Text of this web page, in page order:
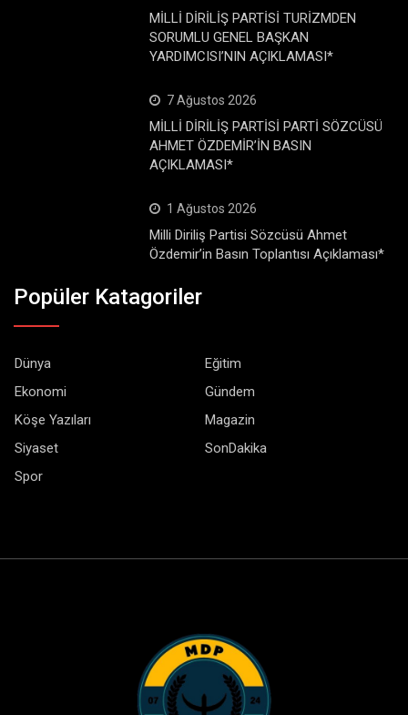
MİLLİ DİRİLİŞ PARTİSİ TURİZMDEN
SORUMLU GENEL BAŞKAN
YARDIMCISI’NIN AÇIKLAMASI*
7 Ağustos 2026
MİLLİ DİRİLİŞ PARTİSİ PARTİ SÖZCÜSÜ
AHMET ÖZDEMİR’İN BASIN
AÇIKLAMASI*
1 Ağustos 2026
Milli Diriliş Partisi Sözcüsü Ahmet
Özdemir’in Basın Toplantısı Açıklaması*
Popüler Katagoriler
Dünya
Eğitim
Ekonomi
Gündem
Köşe Yazıları
Magazin
Siyaset
SonDakika
Spor